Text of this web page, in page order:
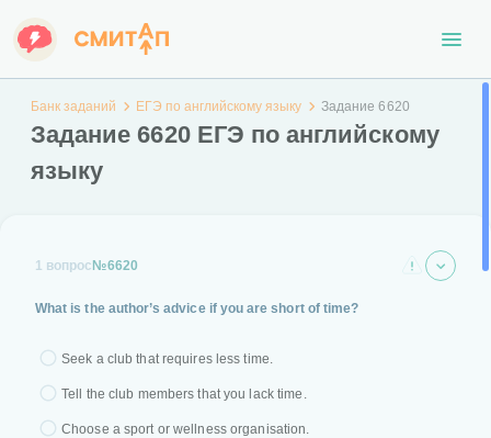
Банк заданий ЕГЭ по английскому языку Задание 6620
Задание 6620 ЕГЭ по английскому
языку
1 вопрос №6620
What is the author’s advice if you are short of time?
Seek a club that requires less time.
Tell the club members that you lack time.
Choose a sport or wellness organisation.